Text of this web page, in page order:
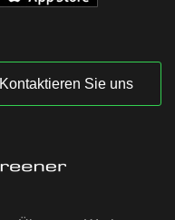
Kontaktieren Sie uns